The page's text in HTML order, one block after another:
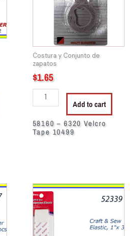
Costura y Conjunto de
zapatos
$1.65
quantity
Add to cart
58160 – 6320 Velcro
Tape 10499
52339
-
ELASTIC
POLYESTER
1"X